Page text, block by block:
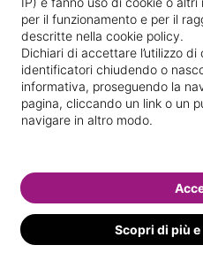
Vedi le
per il funzionamento e per il
descritte nella cookie policy.
Dichiari di accettare l’utilizzo di
identificatori chiudendo o
informativa, proseguendo la
pagina, cliccando un link o un
navigare in altro modo.
Scopri di più